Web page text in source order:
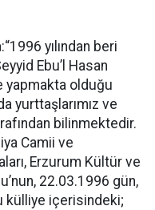
yılından beri
Ebu’l Hasan
yapmakta olduğu
yurttaşlarımız ve
bilinmektedir.
Camii ve
Erzurum Kültür ve
22.03.1996 gün,
külliye içerisindeki;